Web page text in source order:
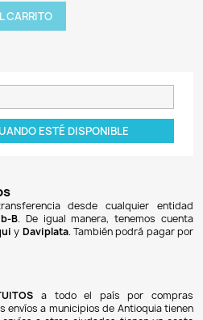
golosina para tortugas y
de 70 gramos. Este producto,
elaborado sin colorantes ni
y vitalidad de los animales.
para su almacenamiento,
Al ser un alimento natural,
y mejora la digestión. La
AL CARRITO